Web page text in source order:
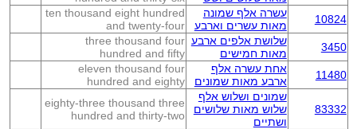
10824
עשרה אלף שמונה
מאות עשרים וארבע
ten thousand eight hundred
and twenty-four
3450
שלושת אלפים ארבע
מאות חמישים
three thousand four
hundred and fifty
11480
אחת עשרה אלף
ארבע מאות שמונים
eleven thousand four
hundred and eighty
83332
שמונים ושלוש אלף
שלוש מאות שלושים
ושתיים
eighty-three thousand three
hundred and thirty-two